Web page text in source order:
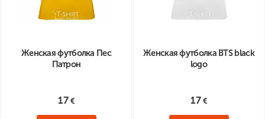
Женская футболка Пес
Патрон
17
Женская футболка BTS black
logo
17